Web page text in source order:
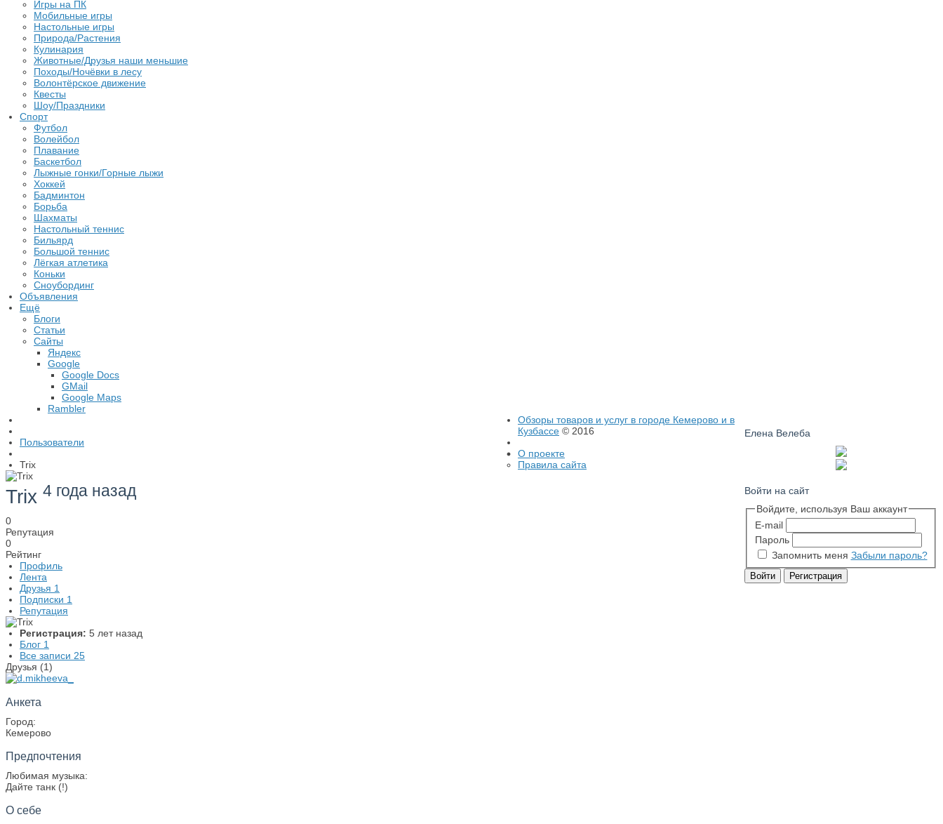
Игры на ПК
Мобильные игры
Настольные игры
Природа/Растения
Кулинария
Животные/Друзья наши меньшие
Походы/Ночёвки в лесу
Волонтёрское движение
Квесты
Шоу/Праздники
Спорт
Футбол
Волейбол
Плавание
Баскетбол
Лыжные гонки/Горные лыжи
Хоккей
Бадминтон
Борьба
Шахматы
Настольный теннис
Бильярд
Большой теннис
Лёгкая атлетика
Коньки
Сноубординг
Объявления
Ещё
Блоги
Статьи
Сайты
Яндекс
Google
Google Docs
GMail
Google Maps
Rambler
Пользователи
Trix
Trix 4 года назад
0
Репутация
0
Рейтинг
Профиль
Лента
Друзья 1
Подписки 1
Репутация
Регистрация: 5 лет назад
Блог 1
Все записи 25
Друзья (1)
Анкета
Город:
Кемерово
Предпочтения
Любимая музыка:
Дайте танк (!)
О себе
Елена Велеба
Войти на сайт
Войдите, используя Ваш аккаунт
E-mail
Пароль
Запомнить меня Забыли пароль?
Обзоры товаров и услуг в городе Кемерово и в
Кузбассе © 2016
О проекте
Правила сайта